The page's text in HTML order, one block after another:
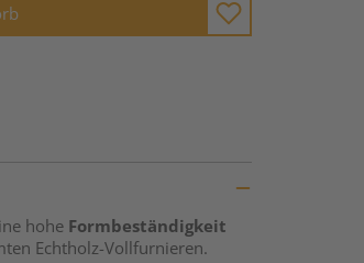
hohe Formbeständigkeit
Echtholz-Vollfurnieren.